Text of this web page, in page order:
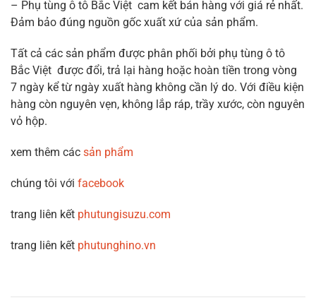
– Phụ tùng ô tô Bắc Việt cam kết bán hàng với giá rẻ nhất.
Đảm bảo đúng nguồn gốc xuất xứ của sản phẩm.
Tất cả các sản phẩm được phân phối bởi phụ tùng ô tô
Bắc Việt được đổi, trả lại hàng hoặc hoàn tiền trong vòng
7 ngày kể từ ngày xuất hàng không cần lý do. Với điều kiện
hàng còn nguyên vẹn, không lắp ráp, trầy xước, còn nguyên
vỏ hộp.
xem thêm các sản phẩm
chúng tôi với facebook
trang liên kết phutungisuzu.com
trang liên kết phutunghino.vn